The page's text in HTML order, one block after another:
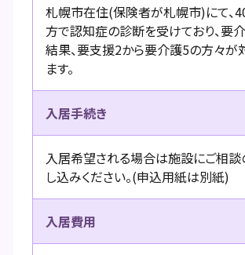
札幌市在住(保険者が札幌市)にて、
方で認知症の診断を受けており、要
結果、要支援2から要介護5の方々が
ます。
入居手続き
入居希望される場合は施設にご相談
し込みください。(申込用紙は別紙)
入居費用